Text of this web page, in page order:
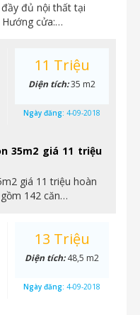
đủ nội thất tại
Hướng cửa:…
35m2 giá 11 triệu
giá 11 triệu hoàn
142 căn…
11 Triệu
Diện tích:35 m2
Ngày đăng: 4-09-2018
13 Triệu
Diện tích:48,5 m2
Ngày đăng: 4-09-2018